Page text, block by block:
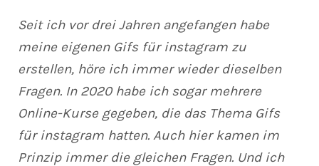
Seit ich vor drei Jahren angefangen habe
meine eigenen Gifs für instagram zu
erstellen, höre ich immer wieder dieselben
Fragen. In 2020 habe ich sogar mehrere
Online-Kurse gegeben, die das Thema Gifs
für instagram hatten. Auch hier kamen im
Prinzip immer die gleichen Fragen. Und ich